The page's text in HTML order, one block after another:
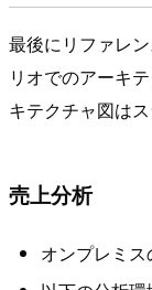
最後にリファレ
リオでのアーキ
キテクチャ図は
売上分析
オンプレミ